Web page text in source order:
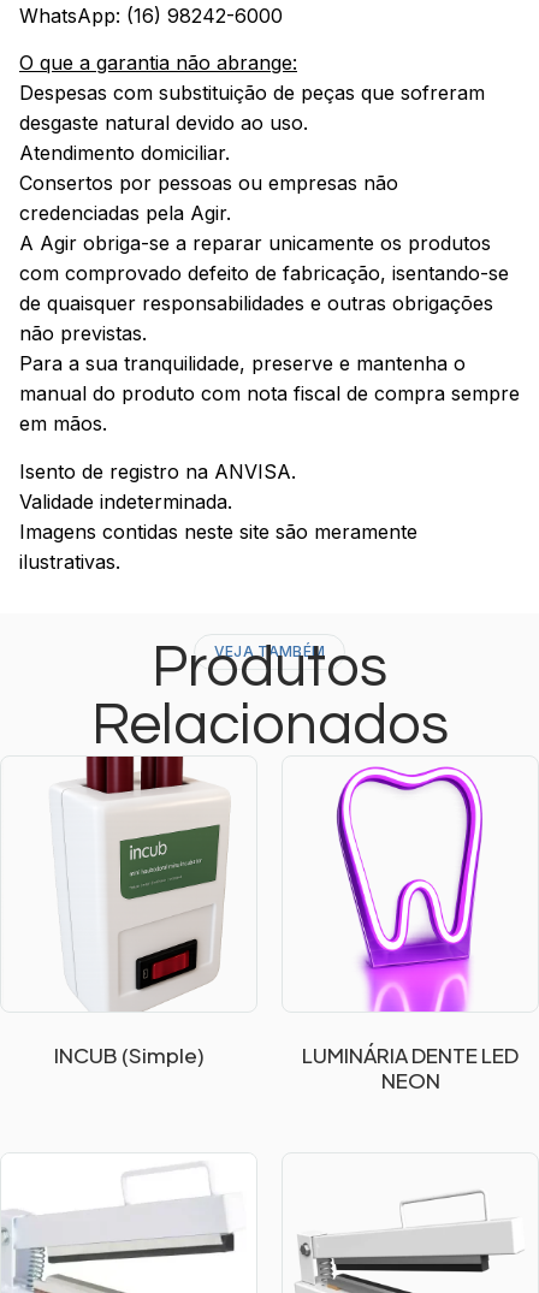
WhatsApp: (16) 98242-6000
O que a garantia não abrange:
Despesas com substituição de peças que sofreram
desgaste natural devido ao uso.
Atendimento domiciliar.
Consertos por pessoas ou empresas não
credenciadas pela Agir.
A Agir obriga-se a reparar unicamente os produtos
com comprovado defeito de fabricação, isentando-se
de quaisquer responsabilidades e outras obrigações
não previstas.
Para a sua tranquilidade, preserve e mantenha o
manual do produto com nota fiscal de compra sempre
em mãos.
Isento de registro na ANVISA.
Validade indeterminada.
Imagens contidas neste site são meramente
ilustrativas.
VEJA TAMBÉM
Produtos
Relacionados
INCUB (Simple)
LUMINÁRIA DENTE LED
NEON